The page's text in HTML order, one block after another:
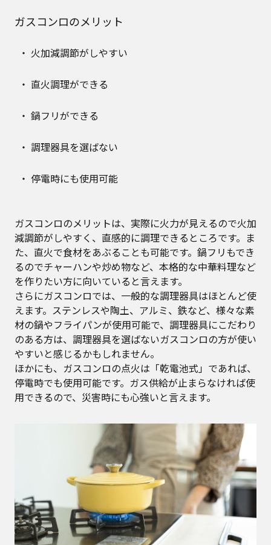
ガスコンロのメリット
火加減調節がしやすい
直火調理ができる
鍋フリができる
調理器具を選ばない
停電時にも使用可能
ガスコンロのメリットは、実際に火力が見えるので火加
減調節がしやすく、直感的に調理できるところです。ま
た、直火で食材をあぶることも可能です。鍋フリもでき
るのでチャーハンや炒め物など、本格的な中華料理など
を作りたい方に向いていると言えます。
さらにガスコンロでは、一般的な調理器具はほとんど使
えます。ステンレスや陶土、アルミ、鉄など、様々な素
材の鍋やフライパンが使用可能で、調理器具にこだわり
のある方は、調理器具を選ばないガスコンロの方が使い
やすいと感じるかもしれません。
ほかにも、ガスコンロの点火は「乾電池式」であれば、
停電時でも使用可能です。ガス供給が止まらなければ使
用できるので、災害時にも心強いと言えます。